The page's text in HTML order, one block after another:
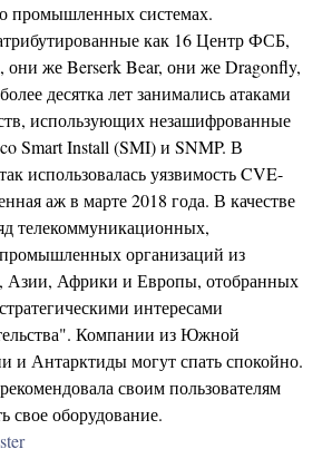
промышленных системах.
как 16 Центр ФСБ,
они же Berserk Bear, они же Dragonfly,
десятка лет занимались атаками
использующих незашифрованные
Smart Install (SMI) и SNMP. В
использовалась уязвимость CVE-
аж в марте 2018 года. В качестве
телекоммуникационных,
организаций из
Азии, Африки и Европы, отобранных
интересами
Компании из Южной
и Антарктиды могут спать спокойно.
своим пользователям
свое оборудование.